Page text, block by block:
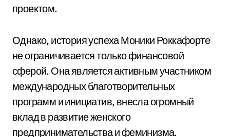
проектом.
Однако, история успеха Моники Роккафорте
не ограничивается только финансовой
сферой. Она является активным участником
международных благотворительных
программ и инициатив, внесла огромный
вклад в развитие женского
предпринимательства и феминизма.